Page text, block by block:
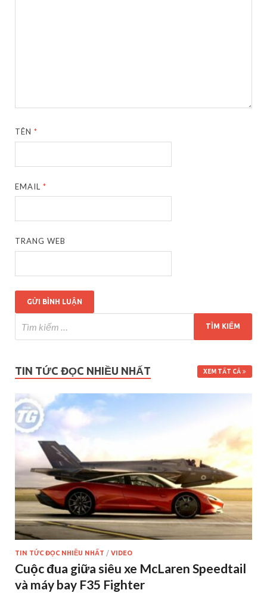
TÊN*
EMAIL*
TRANG WEB
TIN TỨC ĐỌC NHIỀU NHẤT XEM TẤT CẢ
TIN TỨC ĐỌC NHIỀU NHẤT / VIDEO
Cuộc đua giữa siêu xe McLaren Speedtail
và máy bay F35 Fighter